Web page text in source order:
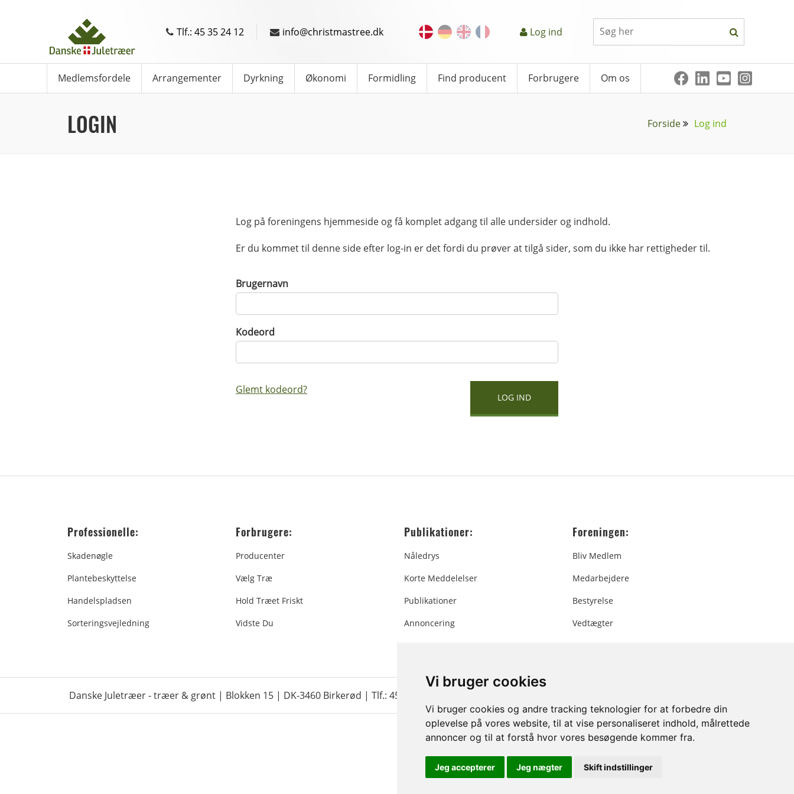
Vi bruger cookies
Vi bruger cookies og andre tracking teknologier for at forbedre din
oplevelse på vores website, til at vise personaliseret indhold, målrettede
annoncer og til at forstå hvor vores besøgende kommer fra.
Jeg accepterer Jeg nægter Skift indstillinger
Tlf.: 45 35 24 12 info@christmastree.dk Log ind
Medlemsfordele Arrangementer Dyrkning Økonomi Formidling Find producent Forbrugere Om os
LOGIN Forside Log ind
Log på foreningens hjemmeside og få komplet adgang til alle undersider og indhold.
Er du kommet til denne side efter log-in er det fordi du prøver at tilgå sider, som du ikke har rettigheder til.
Brugernavn
Kodeord
Glemt kodeord?
Professionelle:
Skadenøgle
Plantebeskyttelse
Handelspladsen
Sorteringsvejledning
Forbrugere:
Producenter
Vælg Træ
Hold Træet Friskt
Vidste Du
Publikationer:
Nåledrys
Korte Meddelelser
Publikationer
Annoncering
Foreningen:
Bliv Medlem
Medarbejdere
Bestyrelse
Vedtægter
Danske Juletræer - træer & grønt | Blokken 15 | DK-3460 Birkerød | Tlf.: 45 35 24 12